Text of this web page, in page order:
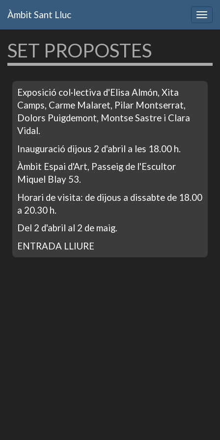
Àmbit Sant Lluc
SET PROPOSTES
Exposició col·lectiva d'Elisa Almón, Xita
Camps, Carme Malaret, Pilar Montserrat,
Dolors Puigdemont, Montse Sastre i Clara
Vidal.
Inauguració dijous 2 d'abril a les 18.00 h.
Àmbit Espai d'Art, Passeig de l'Escultor
Miquel Blay 53.
Horari de visita: de dijous a dissabte de 18.00
a 20.30 h.
Del 2 d'abril al 2 de maig.
ENTRADA LLIURE